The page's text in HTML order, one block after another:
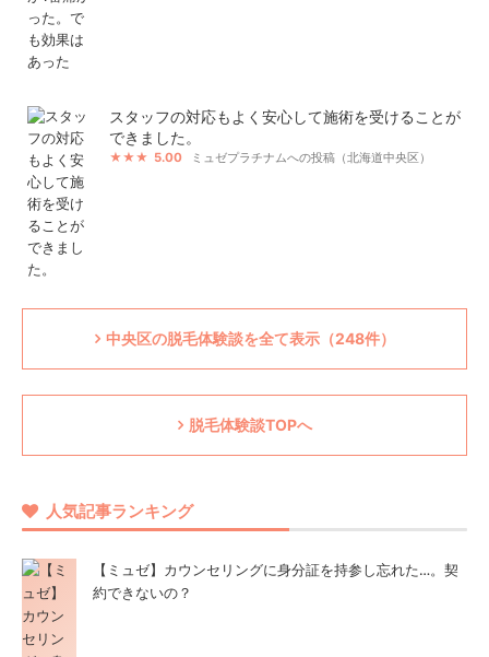
スタッフの対応もよく安心して施術を受けることが
できました。
5.00 ミュゼプラチナムへの投稿（北海道中央区）
中央区の脱毛体験談を全て表示（248件）
脱毛体験談TOPへ
人気記事ランキング
【ミュゼ】カウンセリングに身分証を持参し忘れた…。契
約できないの？